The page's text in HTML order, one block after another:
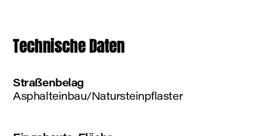
Technische Daten
Straßenbelag
Asphalteinbau/Natursteinpflaster